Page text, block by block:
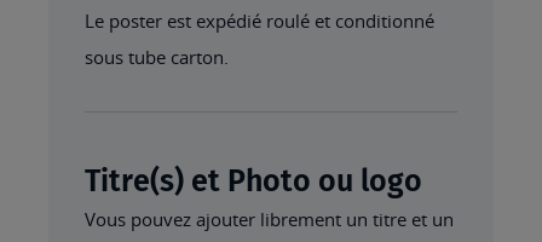
Le poster est expédié roulé et conditionné
sous tube carton.
Titre(s) et Photo ou logo
Vous pouvez ajouter librement un titre et un